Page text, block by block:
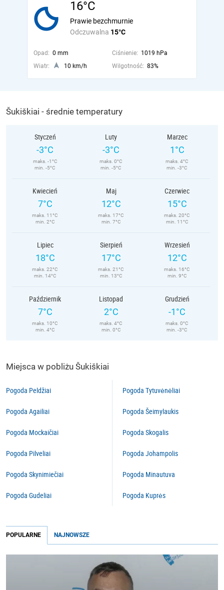
16°C
Odczuwalna 15°C
Prawie bezchmurnie
Opad: 0 mm Ciśnienie: 1019 hPa
Wiatr:
10 km/h Wilgotność: 83%
Šukiškiai - średnie temperatury
Styczeń
-3°C
maks. -1°C
min. -5°C
Luty
-3°C
maks. 0°C
min. -5°C
Marzec
1°C
maks. 4°C
min. -3°C
Kwiecień
7°C
maks. 11°C
min. 2°C
Maj
12°C
maks. 17°C
min. 7°C
Czerwiec
15°C
maks. 20°C
min. 11°C
Lipiec
18°C
maks. 22°C
min. 14°C
Sierpień
17°C
maks. 21°C
min. 13°C
Wrzesień
12°C
maks. 16°C
min. 9°C
Październik
7°C
maks. 10°C
min. 4°C
Listopad
2°C
maks. 4°C
min. 0°C
Grudzień
-1°C
maks. 0°C
min. -3°C
Miejsca w pobliżu Šukiškiai
Pogoda Peldžiai
Pogoda Agailiai
Pogoda Mockaičiai
Pogoda Pilveliai
Pogoda Skynimiečiai
Pogoda Gudeliai
Pogoda Tytuvėnėliai
Pogoda Šeimylaukis
Pogoda Skogalis
Pogoda Johampolis
Pogoda Minautuva
Pogoda Kuprės
POPULARNE NAJNOWSZE